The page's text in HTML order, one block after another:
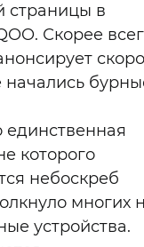
страницы в
Скорее
начались
которого
небоскреб
многих
устройства.